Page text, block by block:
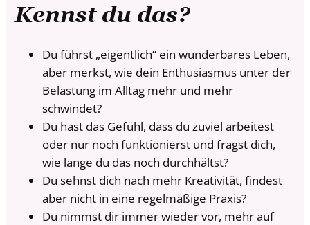
Kennst du das?
Du führst „eigentlich“ ein wunderbares Leben,
aber merkst, wie dein Enthusiasmus unter der
Belastung im Alltag mehr und mehr
schwindet?
Du hast das Gefühl, dass du zuviel arbeitest
oder nur noch funktionierst und fragst dich,
wie lange du das noch durchhältst?
Du sehnst dich nach mehr Kreativität, findest
aber nicht in eine regelmäßige Praxis?
Du nimmst dir immer wieder vor, mehr auf